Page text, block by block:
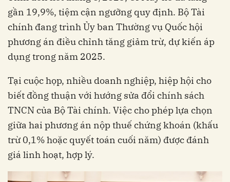
gần 19,9%, tiệm cận ngưỡng quy định. Bộ Tài
chính đang trình Ủy ban Thường vụ Quốc hội
phương án điều chỉnh tăng giảm trừ, dự kiến áp
dụng trong năm 2025.
Tại cuộc họp, nhiều doanh nghiệp, hiệp hội cho
biết đồng thuận với hướng sửa đổi chính sách
TNCN của Bộ Tài chính. Việc cho phép lựa chọn
giữa hai phương án nộp thuế chứng khoán (khấu
trừ 0,1% hoặc quyết toán cuối năm) được đánh
giá linh hoạt, hợp lý.